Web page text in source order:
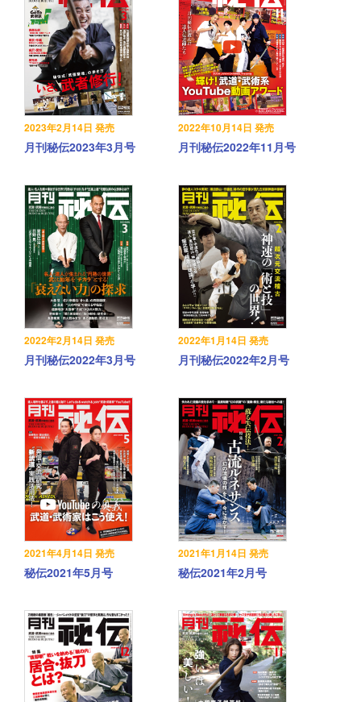
2023年2月14日 発売
月刊秘伝2023年3月号
2022年10月14日 発売
月刊秘伝2022年11月号
2022年2月14日 発売
月刊秘伝2022年3月号
2022年1月14日 発売
月刊秘伝2022年2月号
2021年4月14日 発売
秘伝2021年5月号
2021年1月14日 発売
秘伝2021年2月号